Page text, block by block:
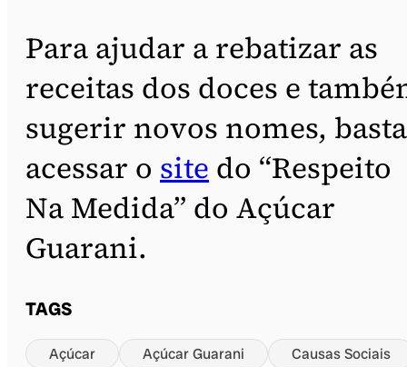
Para ajudar a rebatizar as
receitas dos doces e
sugerir novos nomes, basta
acessar o site do “Respeito
Na Medida” do Açúcar
Guarani.
TAGS
Açúcar Açúcar Guarani
Causas Sociais